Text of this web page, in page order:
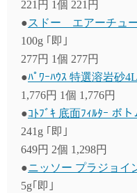
221円 1個 221円
●スドー エアーチュ
100g ｢即｣
277円 1個 277円
●ﾊﾟﾜｰﾊｳｽ 特選溶岩砂4L
1,776円 1個 1,776円
●ｺﾄﾌﾞｷ 底面ﾌｨﾙﾀｰ ボ
241g ｢即｣
649円 2個 1,298円
●ニッソー プラジョイ
5g｢即｣